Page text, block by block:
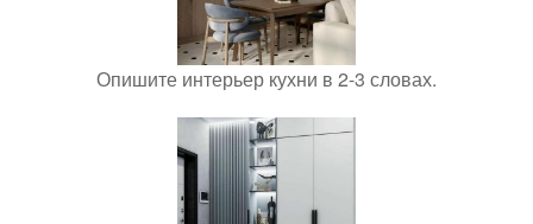
Опишите интерьер кухни в 2-3 словах.